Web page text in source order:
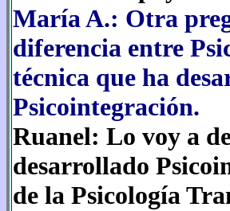
María A.: Otra
diferencia entre
técnica que ha
Psicointegración.
Ruanel: Lo voy a
desarrollado
de la Psicología